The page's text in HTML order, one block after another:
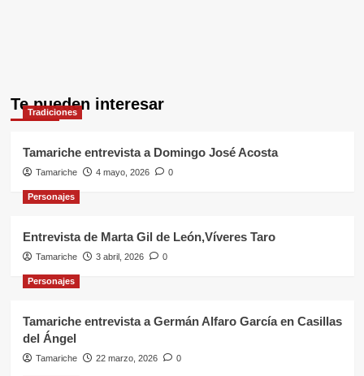
Te pueden interesar
Tradiciones
Tamariche entrevista a Domingo José Acosta
Tamariche 4 mayo, 2026 0
Personajes
Entrevista de Marta Gil de León,Víveres Taro
Tamariche 3 abril, 2026 0
Personajes
Tamariche entrevista a Germán Alfaro García en Casillas
del Ángel
Tamariche 22 marzo, 2026 0